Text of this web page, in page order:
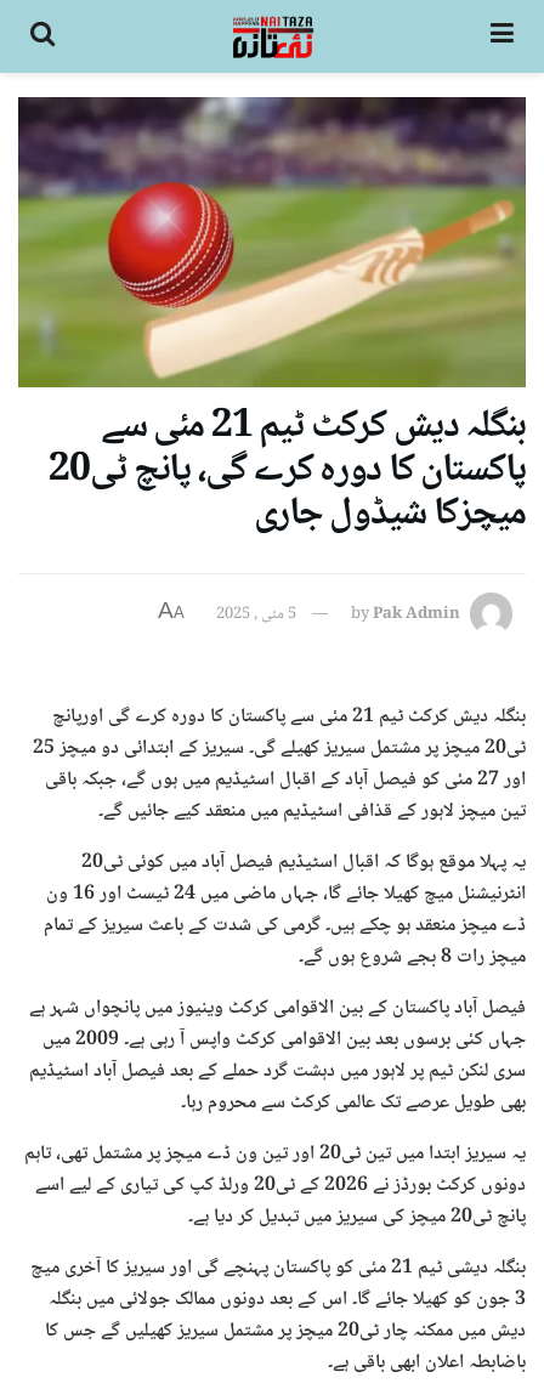
بنگلہ دیش کرکٹ ٹیم 21 مئی سے
پاکستان کا دورہ کرے گی، پانچ ٹی20
میچزکا شیڈول جاری
byPak Admin 5 مئی , 2025 A
A
بنگلہ دیش کرکٹ ٹیم 21 مئی سے پاکستان کا دورہ کرے گی اورپانچ
ٹی20 میچز پر مشتمل سیریز کھیلے گی۔ سیریز کے ابتدائی دو میچز 25
اور 27 مئی کو فیصل آباد کے اقبال اسٹیڈیم میں ہوں گے، جبکہ باقی
تین میچز لاہور کے قذافی اسٹیڈیم میں منعقد کیے جائیں گے۔
یہ پہلا موقع ہوگا کہ اقبال اسٹیڈیم فیصل آباد میں کوئی ٹی20
انٹرنیشنل میچ کھیلا جائے گا، جہاں ماضی میں 24 ٹیسٹ اور 16 ون
ڈے میچز منعقد ہو چکے ہیں۔ گرمی کی شدت کے باعث سیریز کے تمام
میچز رات 8 بجے شروع ہوں گے۔
فیصل آباد پاکستان کے بین الاقوامی کرکٹ وینیوز میں پانچواں شہر ہے
جہاں کئی برسوں بعد بین الاقوامی کرکٹ واپس آ رہی ہے۔ 2009 میں
سری لنکن ٹیم پر لاہور میں دہشت گرد حملے کے بعد فیصل آباد اسٹیڈیم
بھی طویل عرصے تک عالمی کرکٹ سے محروم رہا۔
یہ سیریز ابتدا میں تین ٹی20 اور تین ون ڈے میچز پر مشتمل تھی، تاہم
دونوں کرکٹ بورڈز نے 2026 کے ٹی20 ورلڈ کپ کی تیاری کے لیے اسے
پانچ ٹی20 میچز کی سیریز میں تبدیل کر دیا ہے۔
بنگلہ دیشی ٹیم 21 مئی کو پاکستان پہنچے گی اور سیریز کا آخری میچ
3 جون کو کھیلا جائے گا۔ اس کے بعد دونوں ممالک جولائی میں بنگلہ
دیش میں ممکنہ چار ٹی20 میچز پر مشتمل سیریز کھیلیں گے جس کا
باضابطہ اعلان ابھی باقی ہے۔